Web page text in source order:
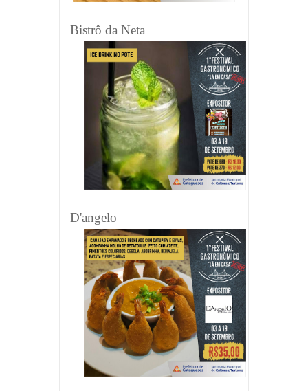
Bistrô da Neta
D'angelo